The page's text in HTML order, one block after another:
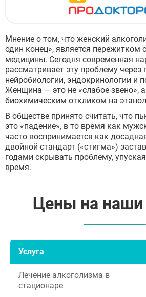
Мнение о том, что женский
один конец», является пережитком
медицины. Сегодня современная
рассматривает эту проблему через
нейробиологии, эндокринологии и
Женщина — это не «слабое звено»,
биохимическим откликом на
В обществе принято считать, что
это «падение», в то время как
часто воспринимается как
двойной стандарт («стигма»)
годами скрывать проблему,
время.
Цены на наши
Услуга
Лечение алкоголизма в
стационаре